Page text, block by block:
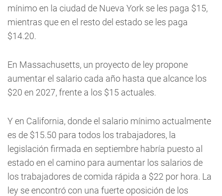
mínimo en la ciudad de Nueva York se les paga $15,
mientras que en el resto del estado se les paga
$14.20.
En Massachusetts, un proyecto de ley propone
aumentar el salario cada año hasta que alcance los
$20 en 2027, frente a los $15 actuales.
Y en California, donde el salario mínimo actualmente
es de $15.50 para todos los trabajadores, la
legislación firmada en septiembre habría puesto al
estado en el camino para aumentar los salarios de
los trabajadores de comida rápida a $22 por hora. La
ley se encontró con una fuerte oposición de los